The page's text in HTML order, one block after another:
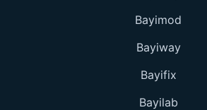
Bayimod
Bayiway
Bayifix
Bayilab